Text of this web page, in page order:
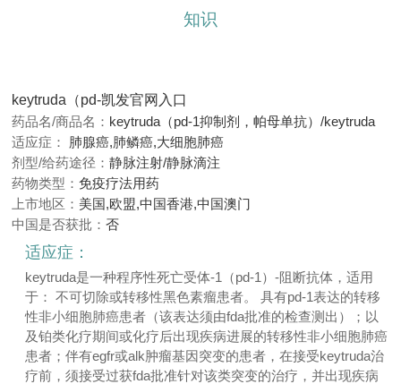
知识
keytruda（pd-凯发官网入口
药品名/商品名： keytruda（pd-1抑制剂，帕母单抗）/keytruda
适应症：
肺腺癌,肺鳞癌,大细胞肺癌
剂型/给药途径：静脉注射/静脉滴注
药物类型：免疫疗法用药
上市地区： 美国,欧盟,中国香港,中国澳门
中国是否获批：否
适应症：
keytruda是一种程序性死亡受体-1（pd-1）-阻断抗体，适用
于： 不可切除或转移性黑色素瘤患者。 具有pd-1表达的转移
性非小细胞肺癌患者（该表达须由fda批准的检查测出）；以
及铂类化疗期间或化疗后出现疾病进展的转移性非小细胞肺癌
患者；伴有egfr或alk肿瘤基因突变的患者，在接受keytruda治
疗前，须接受过获fda批准针对该类突变的治疗，并出现疾病